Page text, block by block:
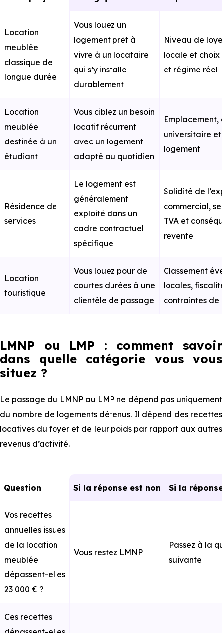
Location
meublée
classique de
longue durée
Vous louez un
logement prêt à
vivre à un locataire
qui s’y installe
durablement
Niveau de
locale et
et régime réel
Location
meublée
destinée à un
étudiant
Vous ciblez un besoin
locatif récurrent
avec un logement
adapté au quotidien
universitaire
logement
Résidence de
services
Le logement est
généralement
exploité dans un
cadre contractuel
spécifique
Solidité de
commercial,
TVA et
revente
Location
touristique
Vous louez pour de
courtes durées à une
clientèle de passage
Classement
locales,
contraintes de
LMNP ou LMP : comment savoir
dans quelle catégorie vous vous
situez ?
Le passage du LMNP au LMP ne dépend pas uniquement
du nombre de logements détenus. Il dépend des recettes
locatives du foyer et de leur poids par rapport aux autres
revenus d’activité.
Question Si la réponse est non Si la
Vos recettes
annuelles issues
de la location
meublée
dépassent-elles
23 000 € ?
Vous restez LMNP
Passez à la
suivante
Ces recettes